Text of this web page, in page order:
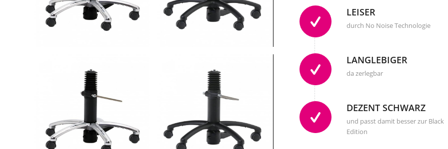
LEISER
durch No Noise Technologie
LANGLEBIGER
da zerlegbar
DEZENT SCHWARZ
und passt damit besser zur Black
Edition